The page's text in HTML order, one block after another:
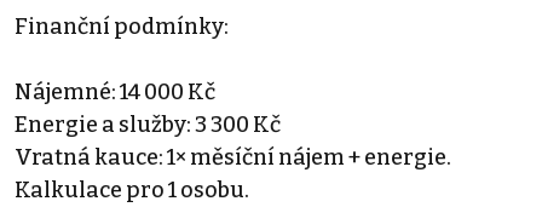
Finanční podmínky:
Nájemné: 14 000 Kč
Energie a služby: 3 300 Kč
Vratná kauce: 1× měsíční nájem + energie.
Kalkulace pro 1 osobu.